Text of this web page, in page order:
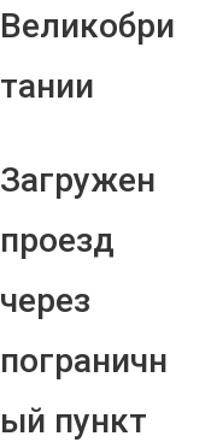
Великобри
тании
Загружен
проезд
через
пограничн
ый пункт